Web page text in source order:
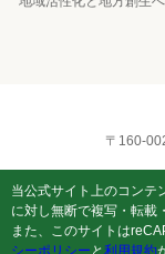
〒160-
当公式サイト上のコンテ
に対し無断で複写・転載
また、このサイトは
シーポリシー と 利用規約